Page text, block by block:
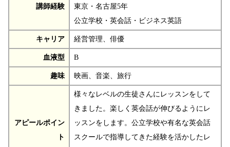
講師経験
東京・名古屋5年
公立学校・英会話・ビジネス英語
キャリア 経営管理、俳優
血液型 B
趣味 映画、音楽、旅行
アピールポイン
ト
様々なレベルの生徒さんにレッスンをして
きました。楽しく英会話が伸びるようにレ
ッスンをします。公立学校や有名な英会話
スクールで指導してきた経験を活かしたレ